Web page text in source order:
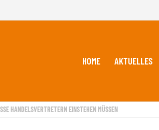
HOME AKTUELLES
HANDELSVERTRETERN EINSTEHEN MÜSSEN